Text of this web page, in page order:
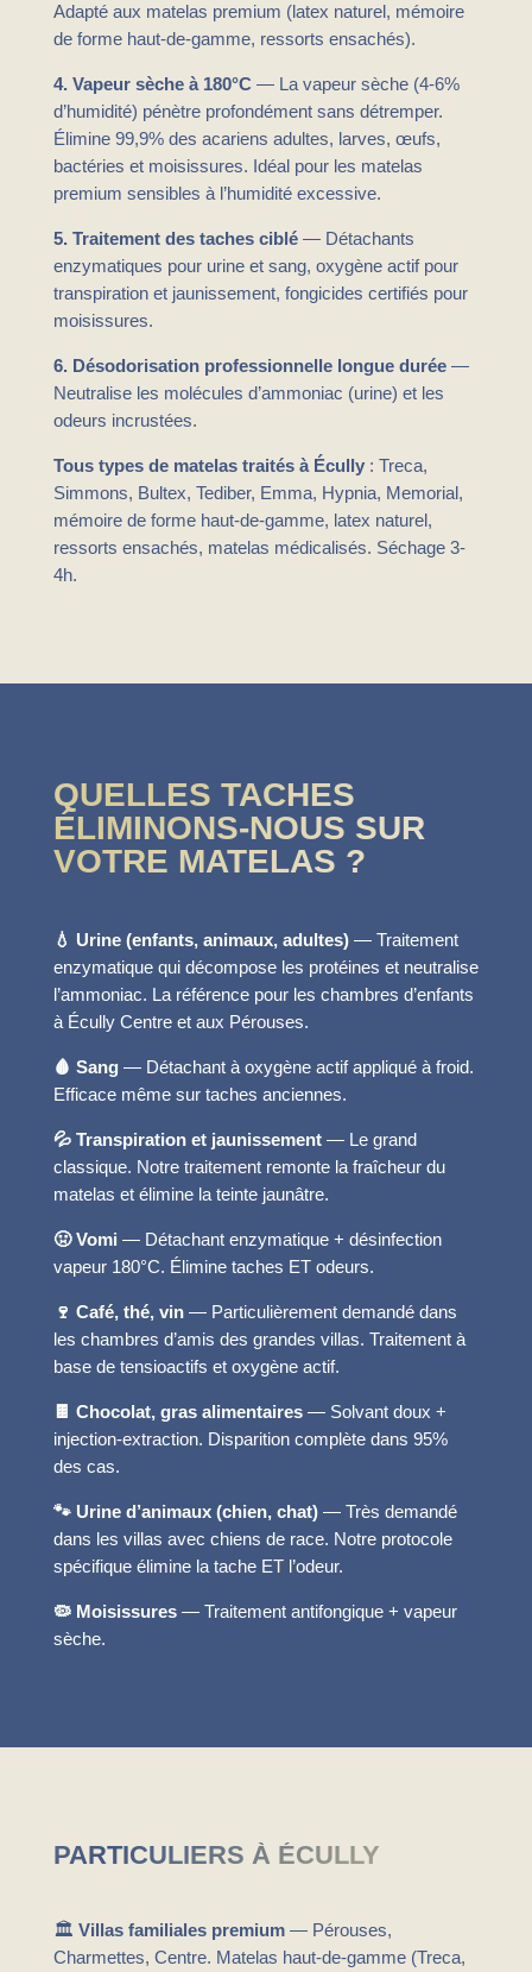
Adapté aux matelas premium (latex naturel, mémoire
de forme haut-de-gamme, ressorts ensachés).
4. Vapeur sèche à 180°C— La vapeur sèche (4-6%
d’humidité) pénètre profondément sans détremper.
Élimine 99,9% des acariens adultes, larves, œufs,
bactéries et moisissures. Idéal pour les matelas
premium sensibles à l’humidité excessive.
5. Traitement des taches ciblé— Détachants
enzymatiques pour urine et sang, oxygène actif pour
transpiration et jaunissement, fongicides certifiés pour
moisissures.
6. Désodorisation professionnelle longue durée—
Neutralise les molécules d’ammoniac (urine) et les
odeurs incrustées.
Tous types de matelas traités à Écully: Treca,
Simmons, Bultex, Tediber, Emma, Hypnia, Memorial,
mémoire de forme haut-de-gamme, latex naturel,
ressorts ensachés, matelas médicalisés. Séchage 3-
4h.
QUELLES TACHES
ÉLIMINONS-NOUS SUR
VOTRE MATELAS ?
💧 Urine (enfants, animaux, adultes)— Traitement
enzymatique qui décompose les protéines et neutralise
l’ammoniac. La référence pour les chambres d’enfants
à Écully Centre et aux Pérouses.
🩸 Sang— Détachant à oxygène actif appliqué à froid.
Efficace même sur taches anciennes.
💦 Transpiration et jaunissement— Le grand
classique. Notre traitement remonte la fraîcheur du
matelas et élimine la teinte jaunâtre.
🤢 Vomi — Détachant enzymatique + désinfection
vapeur 180°C. Élimine taches ET odeurs.
🍷 Café, thé, vin— Particulièrement demandé dans
les chambres d’amis des grandes villas. Traitement à
base de tensioactifs et oxygène actif.
🍫 Chocolat, gras alimentaires— Solvant doux +
injection-extraction. Disparition complète dans 95%
des cas.
🐾 Urine d’animaux (chien, chat)— Très demandé
dans les villas avec chiens de race. Notre protocole
spécifique élimine la tache ET l’odeur.
🦠 Moisissures— Traitement antifongique + vapeur
sèche.
PARTICULIERS À ÉCULLY
🏛️ Villas familiales premium— Pérouses,
Charmettes, Centre. Matelas haut-de-gamme (Treca,